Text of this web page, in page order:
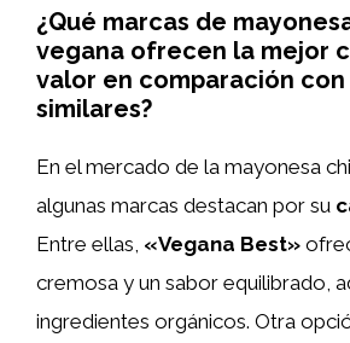
¿Qué marcas de
vegana ofrecen la mejor
valor en comparación
similares?
En el mercado de la mayonesa
algunas marcas destacan por su
Entre ellas, «Vegana Best»
cremosa y un sabor equilibrado,
ingredientes orgánicos. Otra